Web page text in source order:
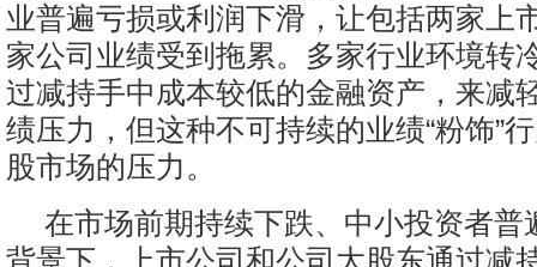
业普遍亏损或利润下滑，让包括两家上
家公司业绩受到拖累。多家行业环境转
过减持手中成本较低的金融资产，来减
绩压力，但这种不可持续的业绩“粉饰”
股市场的压力。
在市场前期持续下跌、中小投资者普
背景下，上市公司和公司大股东通过减